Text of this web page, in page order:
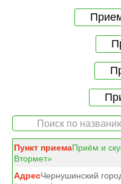
Приём и
Втормет»
Чернушинский